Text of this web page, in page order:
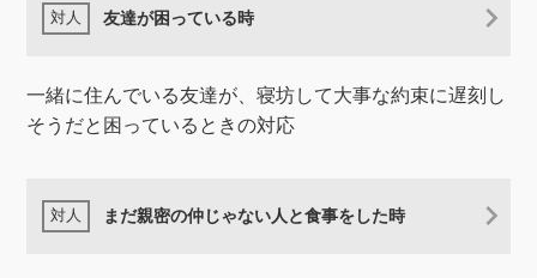
友達が困っている時
一緒に住んでいる友達が、寝坊して大事な約束に遅刻し
そうだと困っているときの対応
まだ親密の仲じゃない人と食事をした時